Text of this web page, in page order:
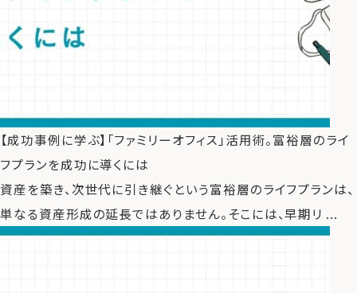
【成功事例に学ぶ】「ファミリーオフィス」活用術。富裕層のライ
フプランを成功に導くには
資産を築き、次世代に引き継ぐという富裕層のライフプランは、
単なる資産形成の延長ではありません。そこには、早期リ ...